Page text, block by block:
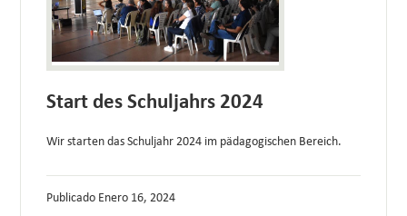
Start des Schuljahrs 2024
Wir starten das Schuljahr 2024 im pädagogischen Bereich.
Publicado Enero 16, 2024